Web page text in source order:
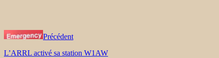
Précédent
L’ARRL activé sa station W1AW